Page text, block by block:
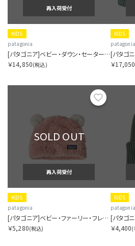
再入荷受付
KIDS
patagonia
[パタゴニア]ベビー・ダウン・セーター・ベスト
￥14,850(税込)
KIDS
patagonia
[パタゴ
￥17,050
お気に入り
SOLD OUT
再入荷受付
KIDS
patagonia
[パタゴニア]ベビー・ファーリー・フレンズ・ハット
￥5,280(税込)
KIDS
patagonia
[パタゴ
￥4,400(